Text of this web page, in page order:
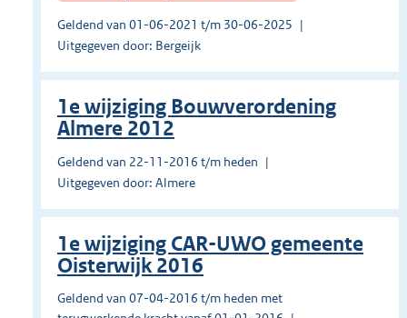
Geldend van 01-06-2021 t/m 30-06-2025
Uitgegeven door: Bergeijk
1e wijziging Bouwverordening
Almere 2012
Geldend van 22-11-2016 t/m heden
Uitgegeven door: Almere
1e wijziging CAR-UWO gemeente
Oisterwijk 2016
Geldend van 07-04-2016 t/m heden met